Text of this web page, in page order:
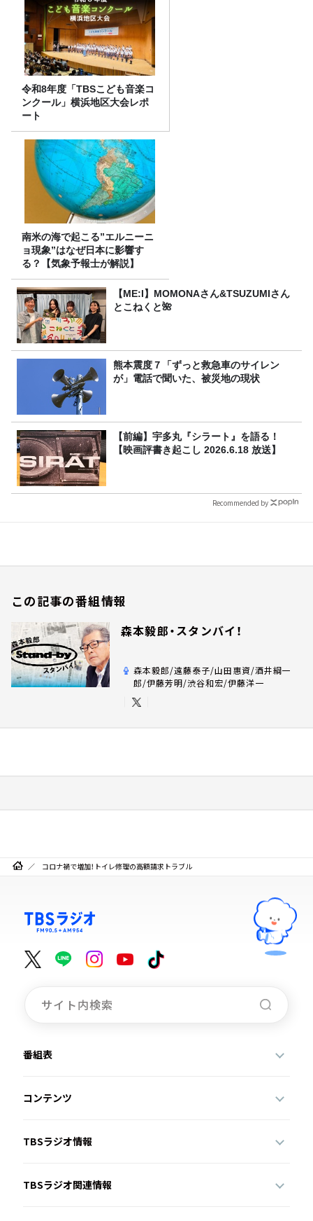
令和8年度「TBSこども音楽コ
ンクール」横浜地区大会レポ
ート
南米の海で起こる”エルニーニ
ョ現象”はなぜ日本に影響す
る？【気象予報士が解説】
【ME:I】MOMONAさん&TSUZUMIさん
とこねくと🌺
熊本震度７「ずっと救急車のサイレン
が」電話で聞いた、被災地の現状
【前編】宇多丸『シラート』を語る！
【映画評書き起こし 2026.6.18 放送】
Recommended by
この記事の番組情報
森本毅郎・スタンバイ！
森本毅郎/遠藤泰子/山田惠資/酒井綱一
郎/伊藤芳明/渋谷和宏/伊藤洋一
コロナ禍で増加！トイレ修理の高額請求トラブル
番組表
コンテンツ
TBSラジオ情報
TBSラジオ関連情報